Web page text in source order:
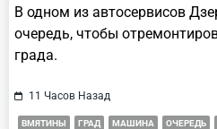
В одном из автосервисов
очередь, чтобы
града.
11 Часов Назад
ВМЯТИНЫ ГРАД МАШИНА ОЧЕРЕДЬ